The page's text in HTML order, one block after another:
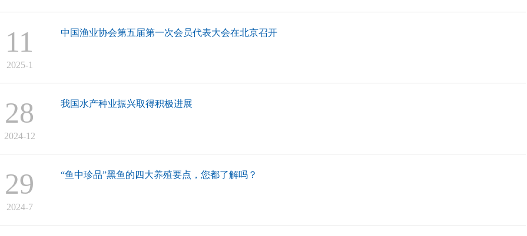
11
2025-1
中国渔业协会第五届第一次会员代表大会在北京召开
28
2024-12
我国水产种业振兴取得积极进展
29
2024-7
“鱼中珍品”黑鱼的四大养殖要点，您都了解吗？